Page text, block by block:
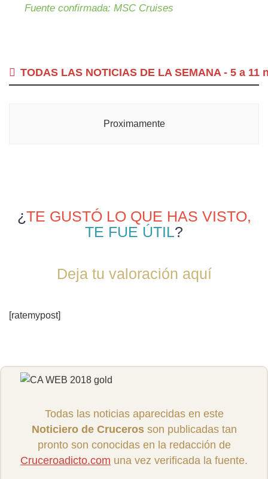
Fuente confirmada: MSC Cruises
TODAS LAS NOTICIAS DE LA SEMANA - 5 a 11
Proximamente
¿TE GUSTÓ LO QUE HAS VISTO,
TE FUE ÚTIL?
Deja tu valoración aquí
[ratemypost]
Todas las noticias aparecidas en este
Noticiero de Crucerosson publicadas tan
pronto son conocidas en la redacción de
Cruceroadicto.com una vez verificada la fuente.